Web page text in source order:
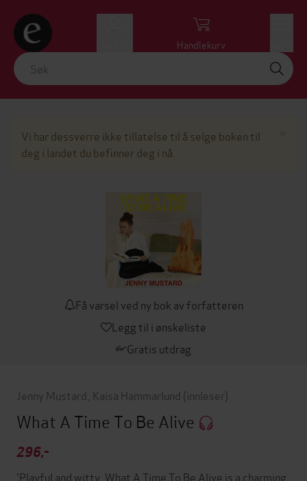
Handlekurv
Vi har dessverre ikke tillatelse til å selge boken til
deg i landet du befinner deg i nå.
Få varsel ved ny bok av forfatteren
Legg til i ønskeliste
Gratis utdrag
Jenny Mustard Kaisa Hammarlund (innleser)
What A Time To Be Alive
296,-
'Playful and witty, What A Time To Be Alive is a charming